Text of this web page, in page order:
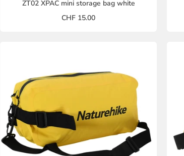
ZT02 XPAC mini storage bag white
CHF 15.00